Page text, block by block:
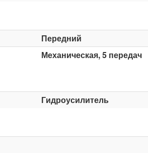
Передний
Механическая, 5 передач
Гидроусилитель